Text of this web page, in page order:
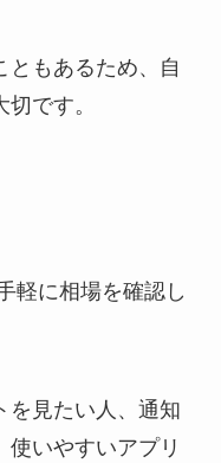
ともあるため、自
です。
軽に相場を確認し
を見たい人、通知
いやすいアプリ